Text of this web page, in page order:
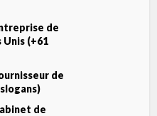
de
(+61
de
de